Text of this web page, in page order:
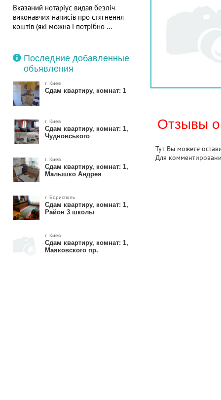
Вказаний нотаріус видав безліч
виконавчих написів про стягнення
коштів (які можна і потрібно ...
Последние добавленные
объявления
г. Киев
Сдам квартиру, комнат: 1
г. Киев
Сдам квартиру, комнат: 1,
Чудновського
г. Киев
Сдам квартиру, комнат: 1,
Малышко Андрея
г. Борисполь
Сдам квартиру, комнат: 1,
Район 3 школы
г. Киев
Сдам квартиру, комнат: 1,
Маяковского пр.
Отзывы о
Тут Вы можете
Для